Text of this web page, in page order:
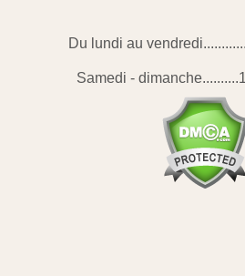
Du lundi au
Samedi -